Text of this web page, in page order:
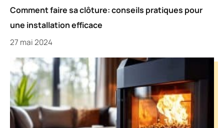
Comment faire sa clôture: conseils pratiques pour
une installation efficace
27 mai 2024